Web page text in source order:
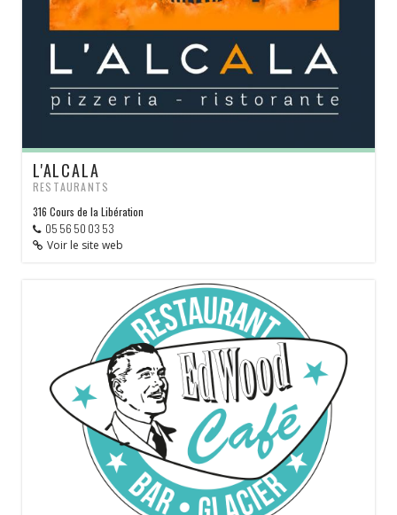
L'ALCALA
RESTAURANTS
316 Cours de la Libération
05 56 50 03 53
Voir le site web